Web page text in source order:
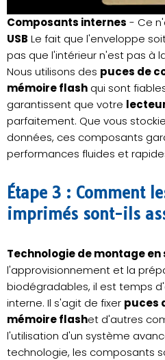
Composants internes - Ce
USB Le fait que l'enveloppe
pas que l'intérieur n'est pas à
Nous utilisons des puces de
mémoire flash qui sont
garantissent que votre
parfaitement. Que vous
données, ces composants
performances fluides et
Étape 3 : Comment
imprimés sont-ils
Technologie de montage
l'approvisionnement et la
biodégradables, il est temps
interne. Il s'agit de fixer puces
mémoire flashet d'autres
l'utilisation d'un système
technologie, les composants